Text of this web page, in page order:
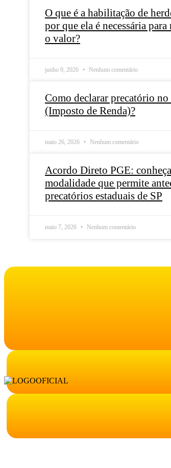
O que é a habilitação de
por que ela é necessária para
o valor?
junho 9, 2026 Nenhum comentário
Como declarar precatório
(Imposto de Renda)?
maio 26, 2026 Nenhum comentário
Acordo Direto PGE:
modalidade que permite
precatórios estaduais de SP
maio 7, 2026 Nenhum comentário